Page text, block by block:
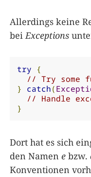
Allerdings keine
beiExceptions
try {
// Try some
} catch(
// Handle
}
Dort hat es sich
den Namen e bzw.
Konventionen